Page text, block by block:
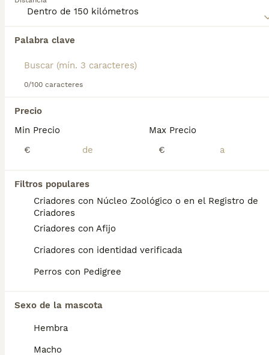
Palabra clave
0/100 caracteres
Precio
Min Precio
€
Max Precio
€
Filtros populares
Criadores con Núcleo Zoológico o en el Registro de
Criadores
Criadores con Afijo
Criadores con identidad verificada
Perros con Pedigree
Sexo de la mascota
Hembra
Macho
consejos de compra de Manchester Terrier para obtener
Encontramos 0 Manchester Terrier Perros
Si deseas exactamente esta búsqueda guarda tu
búsqueda y espera el resultado perfecto:
Preguntas frecuentes
¿Cómo es el carácter del
Manchester terrier?
Es un terrier típico en muchos aspectos:
tiene mucho carácter, puede ser terco, tenaz
y ladrador. También tiene todas las
cualidades de los terriers: es muy fiel a sus
¿Es un Manchester Terrier lo
mismo que un Pinscher